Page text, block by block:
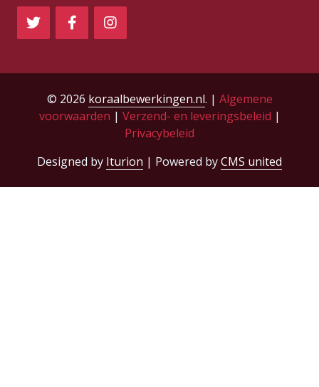
© 2026 koraalbewerkingen.nl. | Algemene
voorwaarden | Verzend- en leveringsbeleid |
Privacybeleid
Designed by Iturion | Powered byCMS united